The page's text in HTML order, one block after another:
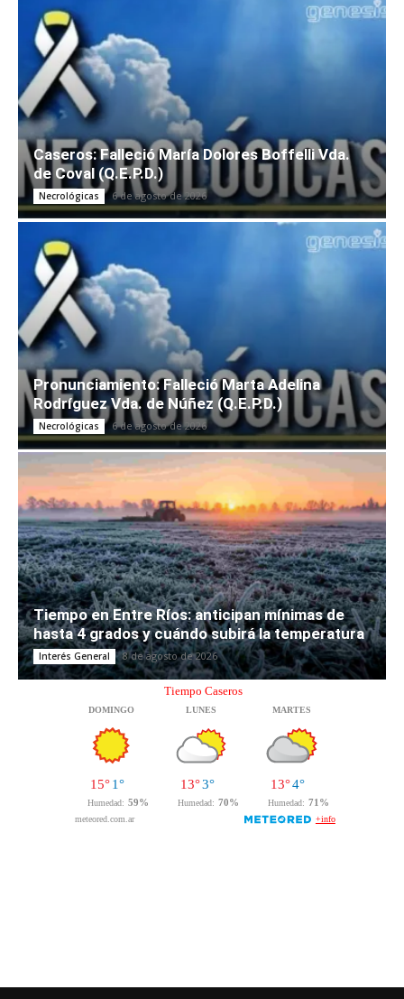
Caseros: Falleció María Dolores Boffelli Vda.
de Coval (Q.E.P.D.)
Necrológicas 6 de agosto de 2026
Pronunciamiento: Falleció Marta Adelina
Rodríguez Vda. de Núñez (Q.E.P.D.)
Necrológicas 6 de agosto de 2026
Tiempo en Entre Ríos: anticipan mínimas de
hasta 4 grados y cuándo subirá la temperatura
Interés General 8 de agosto de 2026